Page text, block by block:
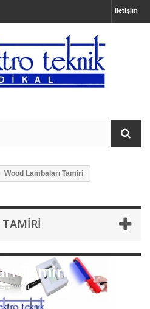
İletişim
Wood Lambaları Tamiri
Tamiri
tamiri